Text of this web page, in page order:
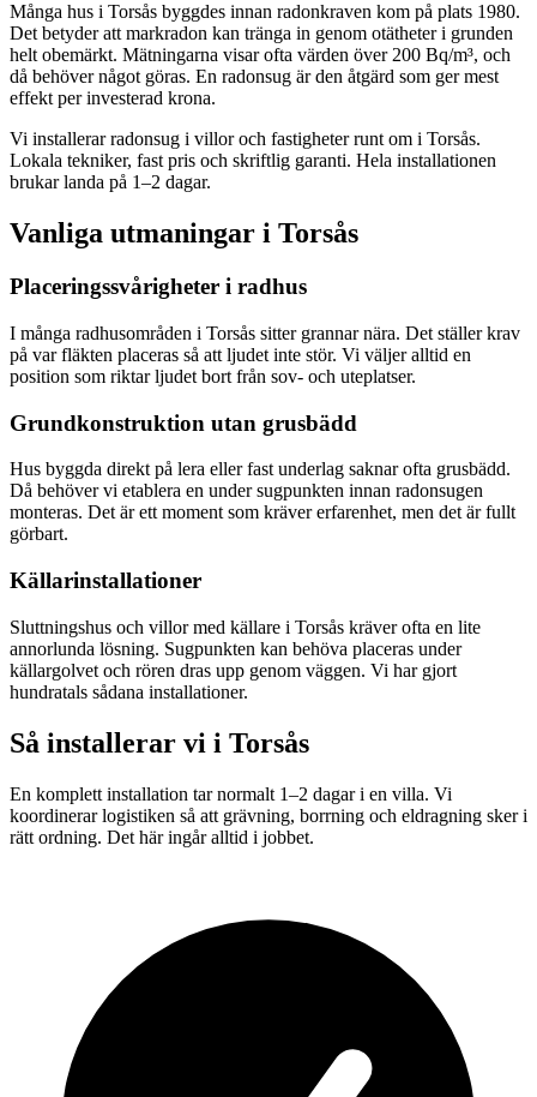
Många hus i Torsås byggdes innan radonkraven kom på plats 1980.
Det betyder att markradon kan tränga in genom otätheter i grunden
helt obemärkt. Mätningarna visar ofta värden över 200 Bq/m³, och
då behöver något göras. En radonsug är den åtgärd som ger mest
effekt per investerad krona.
Vi installerar radonsug i villor och fastigheter runt om i Torsås.
Lokala tekniker, fast pris och skriftlig garanti. Hela installationen
brukar landa på 1–2 dagar.
Vanliga utmaningar i Torsås
Placeringssvårigheter i radhus
I många radhusområden i Torsås sitter grannar nära. Det ställer krav
på var fläkten placeras så att ljudet inte stör. Vi väljer alltid en
position som riktar ljudet bort från sov- och uteplatser.
Grundkonstruktion utan grusbädd
Hus byggda direkt på lera eller fast underlag saknar ofta grusbädd.
Då behöver vi etablera en under sugpunkten innan radonsugen
monteras. Det är ett moment som kräver erfarenhet, men det är fullt
görbart.
Källarinstallationer
Sluttningshus och villor med källare i Torsås kräver ofta en lite
annorlunda lösning. Sugpunkten kan behöva placeras under
källargolvet och rören dras upp genom väggen. Vi har gjort
hundratals sådana installationer.
Så installerar vi i Torsås
En komplett installation tar normalt 1–2 dagar i en villa. Vi
koordinerar logistiken så att grävning, borrning och eldragning sker i
rätt ordning. Det här ingår alltid i jobbet.